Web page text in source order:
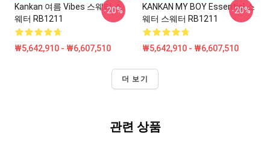
Kankan 여름 Vibes 스웨터 스
웨터 RB1211
₩5,642,910 - ₩6,607,510
-20%
KANKAN MY BOY Essential 스
웨터 스웨터 RB1211
₩5,642,910 - ₩6,607,510
-20%
더 보기
관련 상품